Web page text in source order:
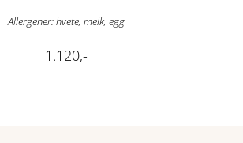
Allergener: hvete, melk, egg
1.120,-